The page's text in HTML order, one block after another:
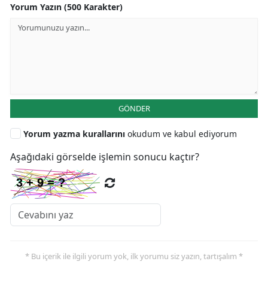
Yorum Yazın (500 Karakter)
GÖNDER
Yorum yazma kurallarını okudum ve kabul ediyorum
Aşağıdaki görselde işlemin sonucu kaçtır?
* Bu içerik ile ilgili yorum yok, ilk yorumu siz yazın, tartışalım *